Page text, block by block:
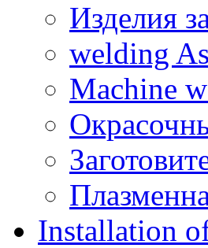
Изделия
welding
Machine
Installation